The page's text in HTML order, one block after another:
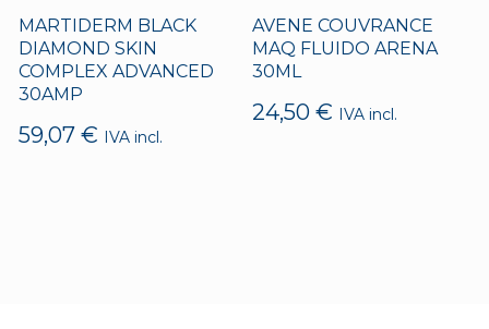
MARTIDERM BLACK
DIAMOND SKIN
COMPLEX ADVANCED
30AMP
59,07 € IVA incl.
AVENE COUVRANCE
MAQ FLUIDO ARENA
30ML
24,50 € IVA incl.